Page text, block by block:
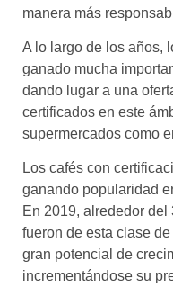
manera más
A lo largo de los años,
ganado mucha
dando lugar a una
certificados en este
supermercados como
Los cafés con
ganando popularidad
En 2019, alrededor
fueron de esta clase
gran potencial de
incrementándose su